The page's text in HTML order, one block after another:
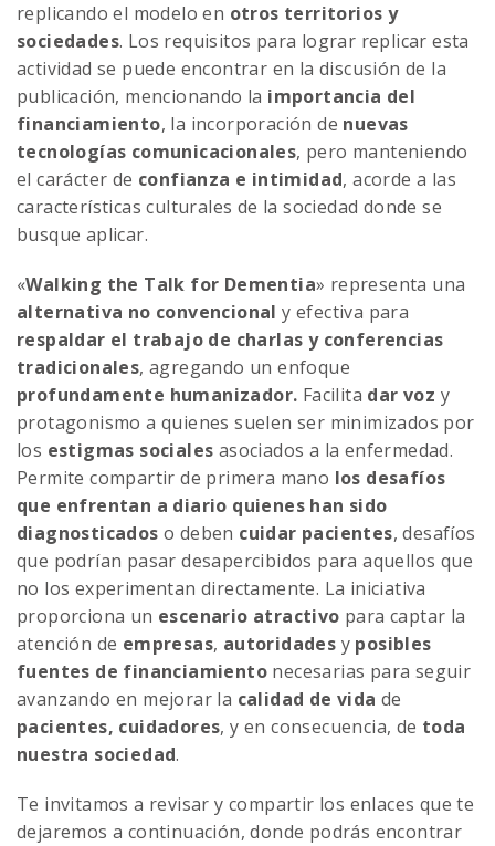
replicando el modelo en otros territorios y
sociedades. Los requisitos para lograr replicar esta
actividad se puede encontrar en la discusión de la
publicación, mencionando la importancia del
financiamiento, la incorporación de nuevas
tecnologías comunicacionales, pero manteniendo
el carácter de confianza e intimidad, acorde a las
características culturales de la sociedad donde se
busque aplicar.
«Walking the Talk for Dementia» representa una
alternativa no convencional y efectiva para
respaldar el trabajo de charlas y conferencias
tradicionales, agregando un enfoque
profundamente humanizador. Facilita dar voz y
protagonismo a quienes suelen ser minimizados por
los estigmas sociales asociados a la enfermedad.
Permite compartir de primera mano los desafíos
que enfrentan a diario quienes han sido
diagnosticados o deben cuidar pacientes, desafíos
que podrían pasar desapercibidos para aquellos que
no los experimentan directamente. La iniciativa
proporciona un escenario atractivo para captar la
atención de empresas, autoridades y posibles
fuentes de financiamiento necesarias para seguir
avanzando en mejorar la calidad de vida de
pacientes, cuidadores, y en consecuencia, de toda
nuestra sociedad.
Te invitamos a revisar y compartir los enlaces que te
dejaremos a continuación, donde podrás encontrar